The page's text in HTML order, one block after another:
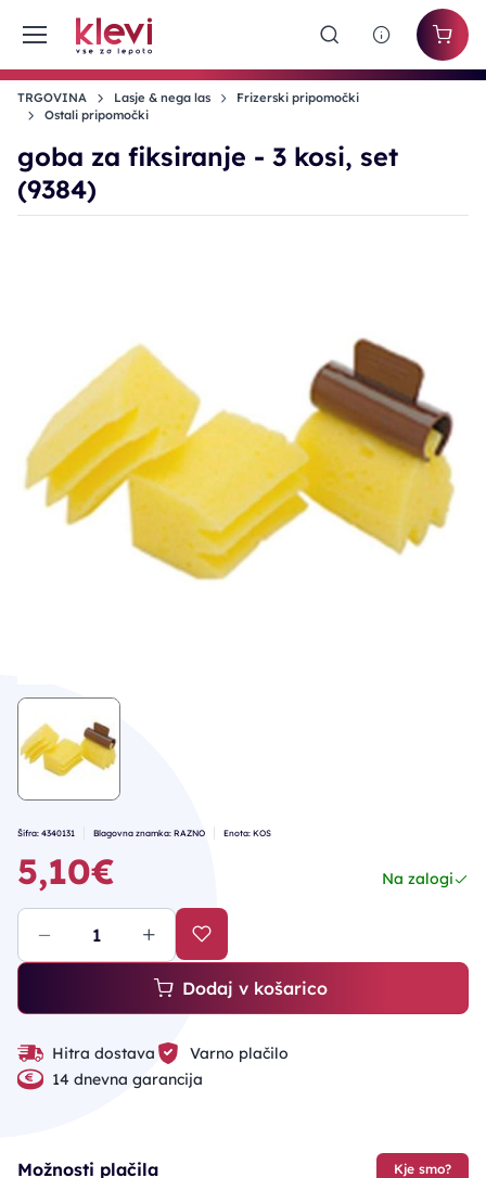
TRGOVINA Lasje & nega las
Frizerski pripomočki
Ostali pripomočki
goba za fiksiranje - 3 kosi, set
(9384)
Šifra: 4340131 Blagovna znamka: RAZNO Enota: KOS
5,10€ Na zalogi
Dodaj v košarico
Hitra dostava
Varno plačilo
14 dnevna garancija
Možnosti plačila Kje smo?